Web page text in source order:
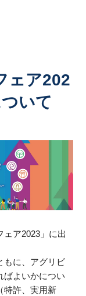
ェア202
いて
ェア2023 」に出
もに、アグリビ
ばよいかについ
特許、実用新